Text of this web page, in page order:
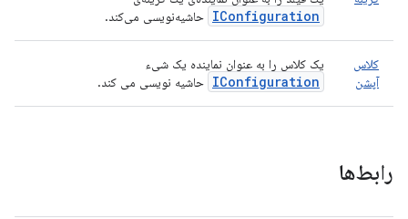
IConfiguration حاشیه‌نویسی می‌کند.
کلاس
آپشن
یک کلاس را به عنوان نماینده یک شیء
IConfiguration حاشیه نویسی می کند.
رابط‌ها